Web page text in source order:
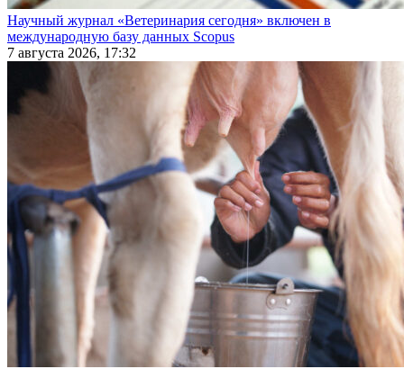
Научный журнал «Ветеринария сегодня» включен в
международную базу данных Scopus
7 августа 2026, 17:32